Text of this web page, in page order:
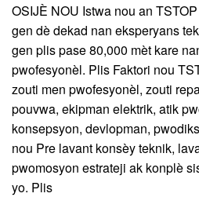
OSIJÈ NOU Istwa nou an
gen dè dekad nan eksperyans
gen plis pase 80,000 mèt kare
pwofesyonèl. Plis Faktori nou
zouti men pwofesyonèl, zouti
pouvwa, ekipman elektrik, atik
konsepsyon, devlopman,
nou Pre lavant konsèy teknik,
pwomosyon estrateji ak konplè
yo. Plis